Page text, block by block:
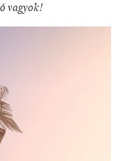
vagyok!